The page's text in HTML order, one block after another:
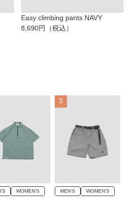
Easy climbing pants NAVY
8,690円（税込）
WOMEN'S
3
MEN'S WOMEN'S